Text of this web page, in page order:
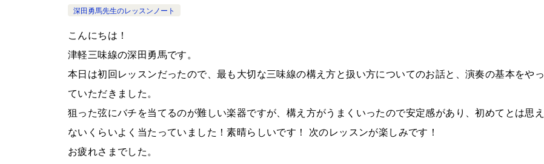
深田勇馬先生のレッスンノート
こんにちは！
津軽三味線の深田勇馬です。
本日は初回レッスンだったので、最も大切な三味線の構え方と扱い方についてのお話と、演奏の基本をやっ
ていただきました。
狙った弦にバチを当てるのが難しい楽器ですが、構え方がうまくいったので安定感があり、初めてとは思え
ないくらいよく当たっていました！素晴らしいです！ 次のレッスンが楽しみです！
お疲れさまでした。